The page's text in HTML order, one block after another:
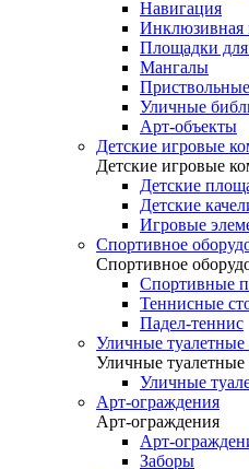
Навигация
Инклюзивная
Площадки для
Мангалы
Уличные
Арт-объекты
Детские игровые
Детские игровые
Детские
Детские
Игровые
Спортивное
Спортивное
Спортивные
Теннисные
Падел-теннис
Уличные туалетные
Уличные туалетные
Уличные
Арт-ограждения
Арт-ограждения
Арт-
Заборы